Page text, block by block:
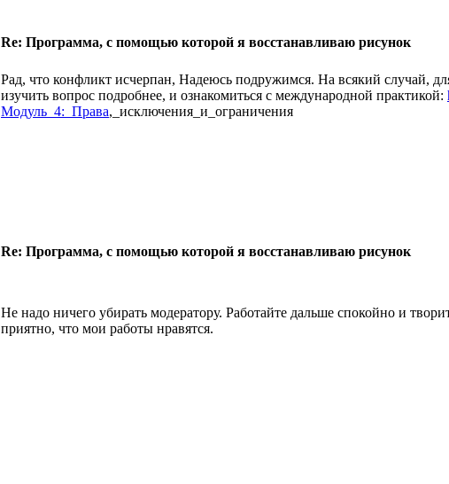
Re: Программа, с помощью которой я восстанавливаю рисунок
Рад, что конфликт исчерпан, Надеюсь подружимся. На всякий случай,
изучить вопрос подробнее, и ознакомиться с международной практикой:
Модуль_4:_Права,_исключения_и_ограничения
Re: Программа, с помощью которой я восстанавливаю рисунок
Не надо ничего убирать модератору. Работайте дальше спокойно и
приятно, что мои работы нравятся.